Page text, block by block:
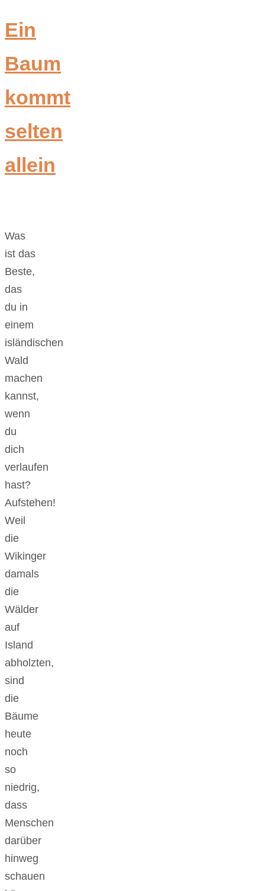
Ein
Baum
kommt
selten
allein
Was
ist das
Beste,
das
du in
einem
isländischen
Wald
machen
kannst,
wenn
du
dich
verlaufen
hast?
Aufstehen!
Weil
die
Wikinger
damals
die
Wälder
auf
Island
abholzten,
sind
die
Bäume
heute
noch
so
niedrig,
dass
Menschen
darüber
hinweg
schauen